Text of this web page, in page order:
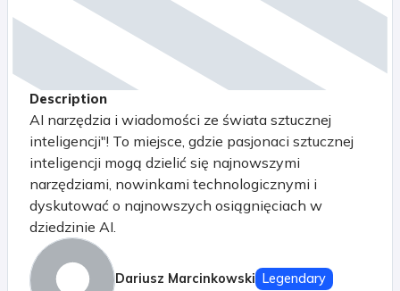
Description
AI narzędzia i wiadomości ze świata sztucznej
inteligencji"! To miejsce, gdzie pasjonaci sztucznej
inteligencji mogą dzielić się najnowszymi
narzędziami, nowinkami technologicznymi i
dyskutować o najnowszych osiągnięciach w
dziedzinie AI.
Dariusz Marcinkowski Legendary